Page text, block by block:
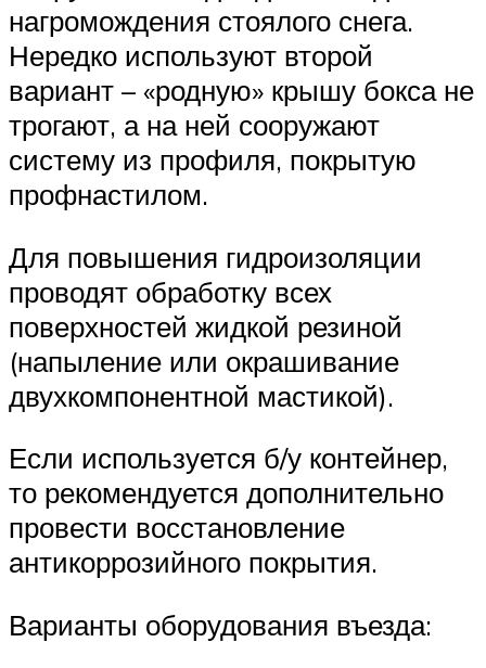
нагромождения стоялого снега.
Нередко используют второй
вариант – «родную» крышу бокса не
трогают, а на ней сооружают
систему из профиля, покрытую
профнастилом.
Для повышения гидроизоляции
проводят обработку всех
поверхностей жидкой резиной
(напыление или окрашивание
двухкомпонентной мастикой).
Если используется б/у контейнер,
то рекомендуется дополнительно
провести восстановление
антикоррозийного покрытия.
Варианты оборудования въезда: